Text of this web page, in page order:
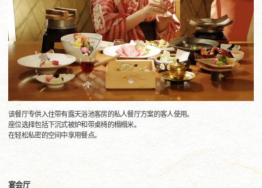
该餐厅专供入住带有露天浴池客房的私人餐厅方案的客人使用。
座位选择包括下沉式被炉和带桌椅的榻榻米。
在轻松私密的空间中享用餐点。
宴会厅